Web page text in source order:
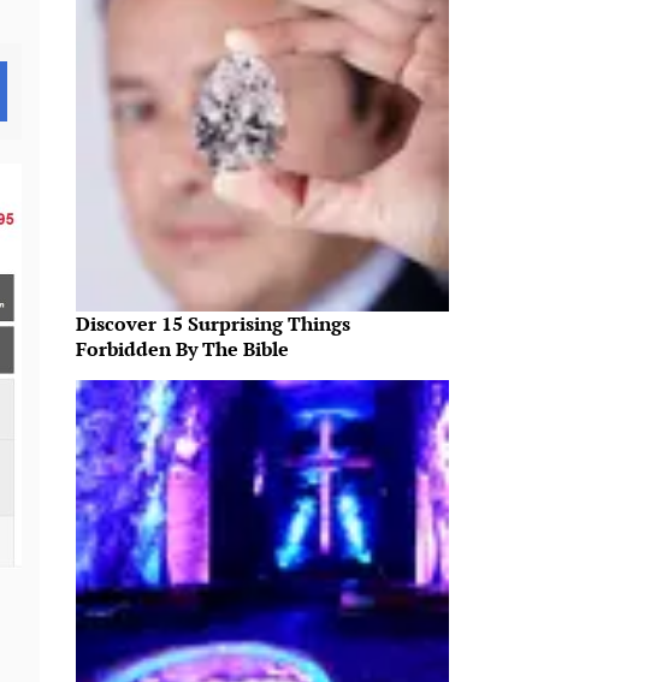
Discover 15 Surprising Things
Forbidden By The Bible